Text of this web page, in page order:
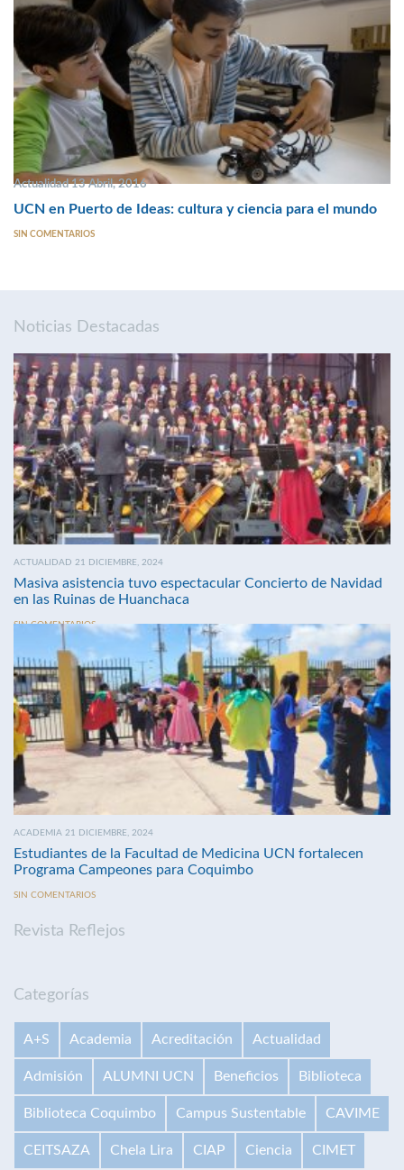
Actualidad 13 Abril, 2016
UCN en Puerto de Ideas: cultura y ciencia para el mundo
SIN COMENTARIOS
Noticias Destacadas
ACTUALIDAD 21 DICIEMBRE, 2024
Masiva asistencia tuvo espectacular Concierto de Navidad
en las Ruinas de Huanchaca
SIN COMENTARIOS
ACADEMIA 21 DICIEMBRE, 2024
Estudiantes de la Facultad de Medicina UCN fortalecen
Programa Campeones para Coquimbo
SIN COMENTARIOS
Revista Reflejos
Categorías
A+S Academia Acreditación Actualidad
Admisión ALUMNI UCN Beneficios Biblioteca
Biblioteca Coquimbo Campus Sustentable CAVIME
CEITSAZA Chela Lira CIAP Ciencia CIMET